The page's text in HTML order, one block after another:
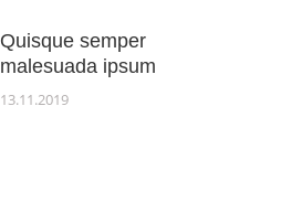
Quisque semper
malesuada ipsum
13.11.2019